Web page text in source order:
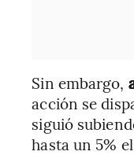
Sin embargo,
acción se
siguió
hasta un 5%